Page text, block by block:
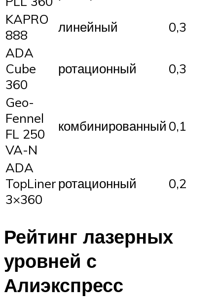
KAPRO
888
линейный
0,3
ADA
Cube
360
ротационный 0,3
Geo-
Fennel
FL 250
VA-N
комбинированный 0,1
ADA
TopLiner
3×360
ротационный 0,2
Рейтинг лазерных
уровней с
Алиэкспресс